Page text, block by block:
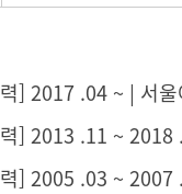
] 2017 .04 ~ | 서
] 2013 .11 ~ 2018
] 2005 .03 ~ 2007